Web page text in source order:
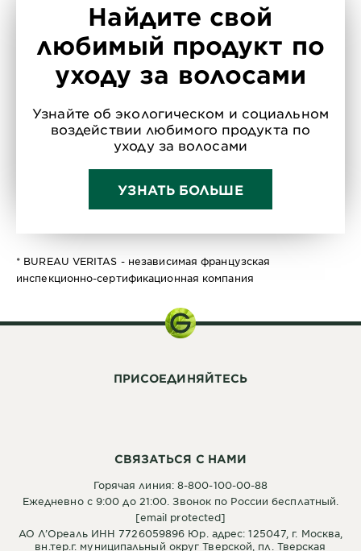
Найдите свой
любимый продукт по
уходу за волосами
Узнайте об экологическом и социальном
воздействии любимого продукта по
уходу за волосами
УЗНАТЬ БОЛЬШЕ
* BUREAU VERITAS - независимая французская
инспекционно-сертификационная компания
СВЯЗАТЬСЯ С НАМИ
Горячая линия: 8-800-100-00-88
Ежедневно с 9:00 до 21:00. Звонок по России бесплатный.
[email protected]
АО Л’Ореаль ИНН 7726059896 Юр. адрес: 125047, г. Москва,
вн.тер.г. муниципальный округ Тверской, пл. Тверская
ПРИСОЕДИНЯЙТЕСЬ